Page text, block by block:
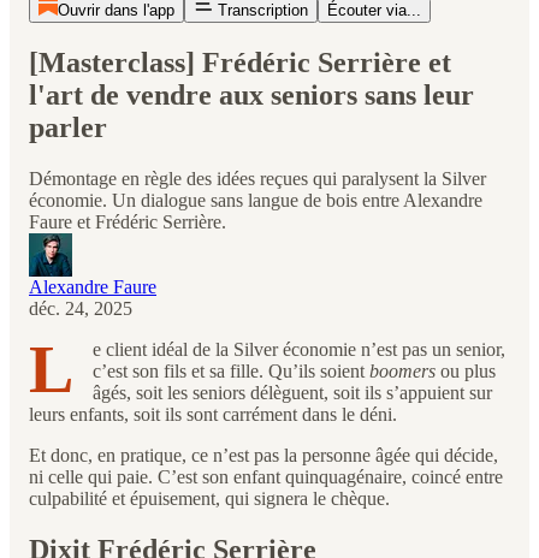
Ouvrir dans l'app Transcription Écouter via...
[Masterclass] Frédéric Serrière et
l'art de vendre aux seniors sans leur
parler
Démontage en règle des idées reçues qui paralysent la Silver
économie. Un dialogue sans langue de bois entre Alexandre
Faure et Frédéric Serrière.
Alexandre Faure
déc. 24, 2025
L
e client idéal de la Silver économie n’est pas un senior,
c’est son fils et sa fille. Qu’ils soient boomers ou plus
âgés, soit les seniors délèguent, soit ils s’appuient sur
leurs enfants, soit ils sont carrément dans le déni.
Et donc, en pratique, ce n’est pas la personne âgée qui décide,
ni celle qui paie. C’est son enfant quinquagénaire, coincé entre
culpabilité et épuisement, qui signera le chèque.
Dixit Frédéric Serrière